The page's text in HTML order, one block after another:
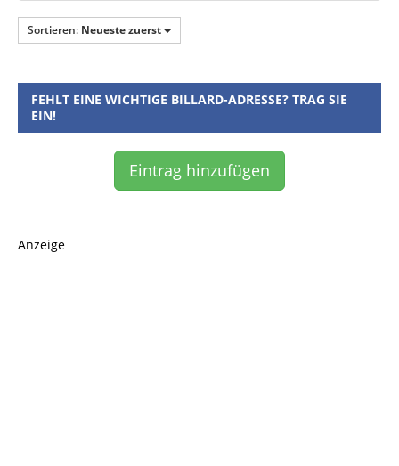
Sortieren: Neueste zuerst
FEHLT EINE WICHTIGE BILLARD-ADRESSE? TRAG SIE
EIN!
Eintrag hinzufügen
Anzeige